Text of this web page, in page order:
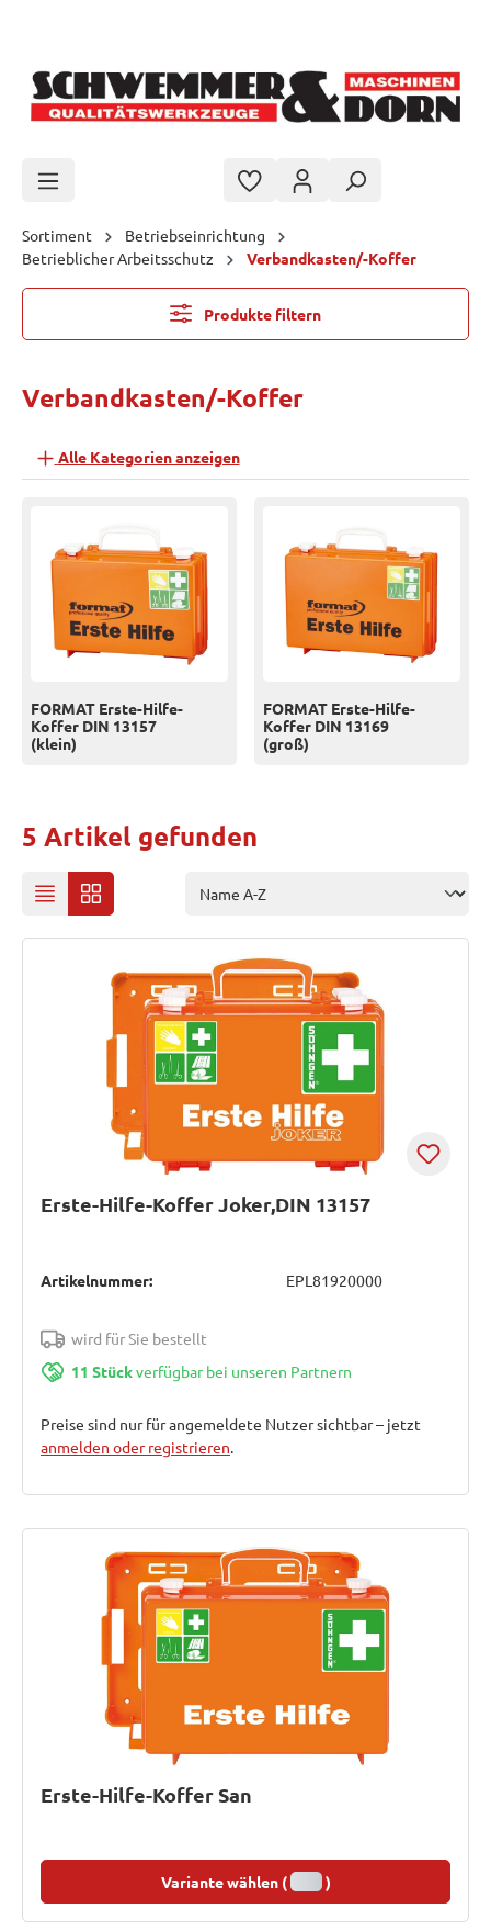
Sortiment
Betriebseinrichtung
Betrieblicher Arbeitsschutz
Verbandkasten/-Koffer
Produkte filtern
Verbandkasten/-Koffer
Alle Kategorien anzeigen
FORMAT Erste-Hilfe-
Koffer DIN 13157
(klein)
FORMAT Erste-Hilfe-
Koffer DIN 13169
(groß)
5 Artikel gefunden
Erste-Hilfe-Koffer Joker,DIN 13157
Artikelnummer: EPL81920000
wird für Sie bestellt
11 Stückverfügbar bei unseren Partnern
Preise sind nur für angemeldete Nutzer sichtbar – jetzt
anmelden oder registrieren.
Erste-Hilfe-Koffer San
Variante wählen ( )